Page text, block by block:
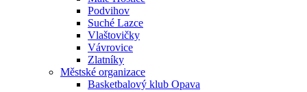
Podvihov
Suché Lazce
Vlaštovičky
Vávrovice
Zlatníky
Městské organizace
Basketbalový klub Opava